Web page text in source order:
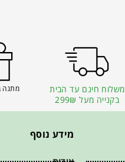
משלוח חינם עד הבית
בקנייה מעל 299₪
מתנה
מידע נוסף